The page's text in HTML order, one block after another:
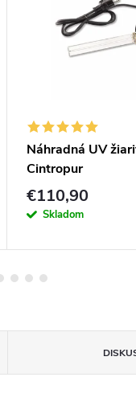
Náhradná UV
Cintropur
€110,90
Skladom